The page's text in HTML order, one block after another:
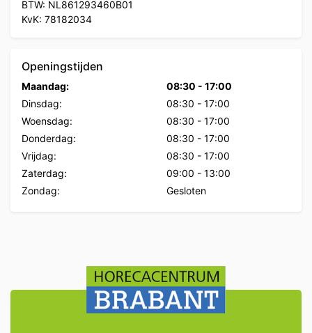
BTW: NL861293460B01
KvK: 78182034
Openingstijden
Maandag: 08:30 - 17:00
Dinsdag:
08:30 - 17:00
Woensdag:
08:30 - 17:00
Donderdag:
08:30 - 17:00
Vrijdag:
08:30 - 17:00
Zaterdag:
09:00 - 13:00
Zondag:
Gesloten